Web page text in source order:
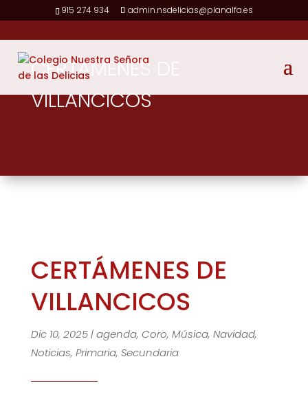
915 274 934 admin.nsdelicias@planalfa.es
CERTÁMENES DE
VILLANCICOS
CERTÁMENES DE
VILLANCICOS
Dic 10, 2025|agenda, Coro, Música, Navidad,
Noticias, Primaria, Secundaria